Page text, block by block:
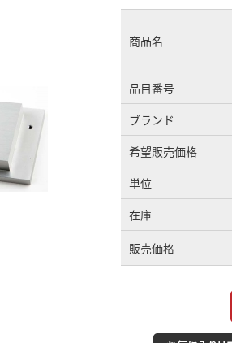
商品名
品目番号
ブランド
希望販売価格
単位
在庫
販売価格